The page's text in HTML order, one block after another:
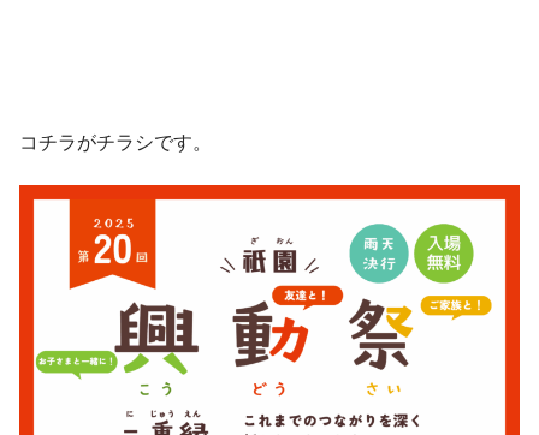
コチラがチラシです。